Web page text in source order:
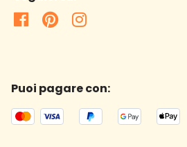
Puoi pagare con: